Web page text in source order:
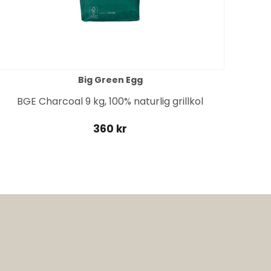
Big Green Egg
BGE Charcoal 9 kg, 100% naturlig grillkol
360 kr